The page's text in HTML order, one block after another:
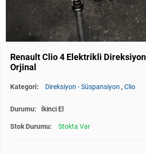
Renault Clio 4 Elektrikli Direksiyon
Orjinal
Kategori: Direksiyon - Süspansiyon , Clio
Durumu: İkinci El
Stok Durumu: Stokta Var